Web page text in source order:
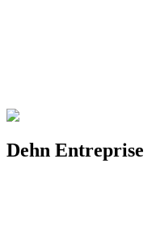
Dehn Entreprise